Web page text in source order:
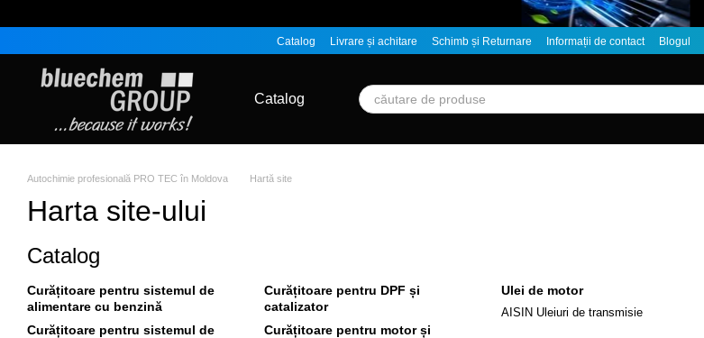
Catalog Livrare și achitare Schimb și Returnare Informații de contact Blogul
Catalog
Autochimie profesională PRO TEC în Moldova Hartă site
Harta site-ului
Catalog
Curățitoare pentru sistemul de
alimentare cu benzină
Curățitoare pentru sistemul de
Curățitoare pentru DPF și
catalizator
Curățitoare pentru motor și
Ulei de motor
AISIN Uleiuri de transmisie